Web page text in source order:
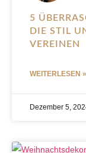
5
DIE STIL
VEREINEN
WEITERLESEN »
Dezember 5,